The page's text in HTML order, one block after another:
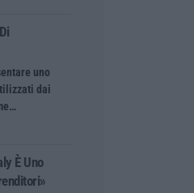
uno
dai
È Uno